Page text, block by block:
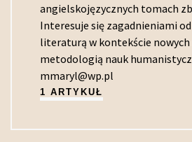
angielskojęzycznych tomach
Interesuje się zagadnieniami
literaturą w kontekście nowych
metodologią nauk
mmaryl@wp.pl
1 ARTYKUŁ